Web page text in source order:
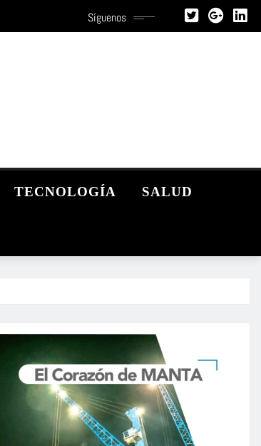
Síguenos
TECNOLOGÍA SALUD